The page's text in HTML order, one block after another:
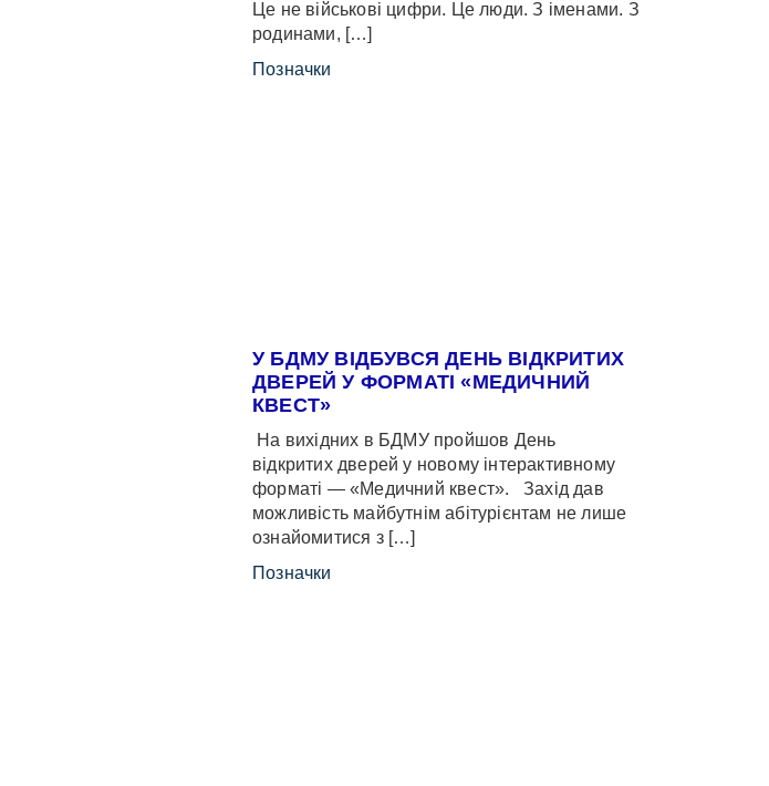
Це не військові цифри. Це люди. З іменами. З
родинами, […]
Позначки
У БДМУ ВІДБУВСЯ ДЕНЬ ВІДКРИТИХ
ДВЕРЕЙ У ФОРМАТІ «МЕДИЧНИЙ
КВЕСТ»
На вихідних в БДМУ пройшов День
відкритих дверей у новому інтерактивному
форматі — «Медичний квест». Захід дав
можливість майбутнім абітурієнтам не лише
ознайомитися з […]
Позначки